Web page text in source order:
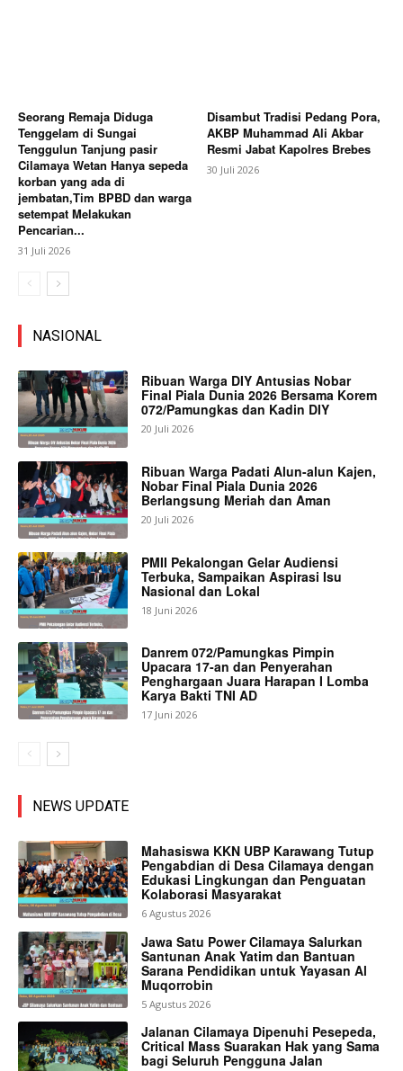
Seorang Remaja Diduga
Tenggelam di Sungai
Tenggulun Tanjung pasir
Cilamaya Wetan Hanya sepeda
korban yang ada di
jembatan,Tim BPBD dan warga
setempat Melakukan
Pencarian...
31 Juli 2026
Disambut Tradisi Pedang Pora,
AKBP Muhammad Ali Akbar
Resmi Jabat Kapolres Brebes
30 Juli 2026
NASIONAL
Ribuan Warga DIY Antusias Nobar
Final Piala Dunia 2026 Bersama Korem
072/Pamungkas dan Kadin DIY
20 Juli 2026
Ribuan Warga Padati Alun-alun Kajen,
Nobar Final Piala Dunia 2026
Berlangsung Meriah dan Aman
20 Juli 2026
PMII Pekalongan Gelar Audiensi
Terbuka, Sampaikan Aspirasi Isu
Nasional dan Lokal
18 Juni 2026
Danrem 072/Pamungkas Pimpin
Upacara 17-an dan Penyerahan
Penghargaan Juara Harapan I Lomba
Karya Bakti TNI AD
17 Juni 2026
NEWS UPDATE
Mahasiswa KKN UBP Karawang Tutup
Pengabdian di Desa Cilamaya dengan
Edukasi Lingkungan dan Penguatan
Kolaborasi Masyarakat
6 Agustus 2026
Jawa Satu Power Cilamaya Salurkan
Santunan Anak Yatim dan Bantuan
Sarana Pendidikan untuk Yayasan Al
Muqorrobin
5 Agustus 2026
Jalanan Cilamaya Dipenuhi Pesepeda,
Critical Mass Suarakan Hak yang Sama
bagi Seluruh Pengguna Jalan